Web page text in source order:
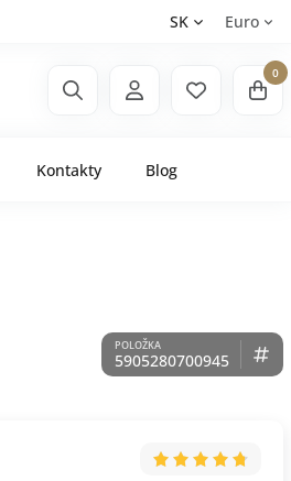
SK Euro
0
Kontakty Blog
5905280700945